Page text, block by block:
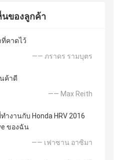
นของลูกค้า
คาดไว้
—— ภราดร รามบุตร
ค้าดี
—— Max Reith
งานกับ Honda HRV 2016
ของฉัน
—— เฟาซาน อาซิมา